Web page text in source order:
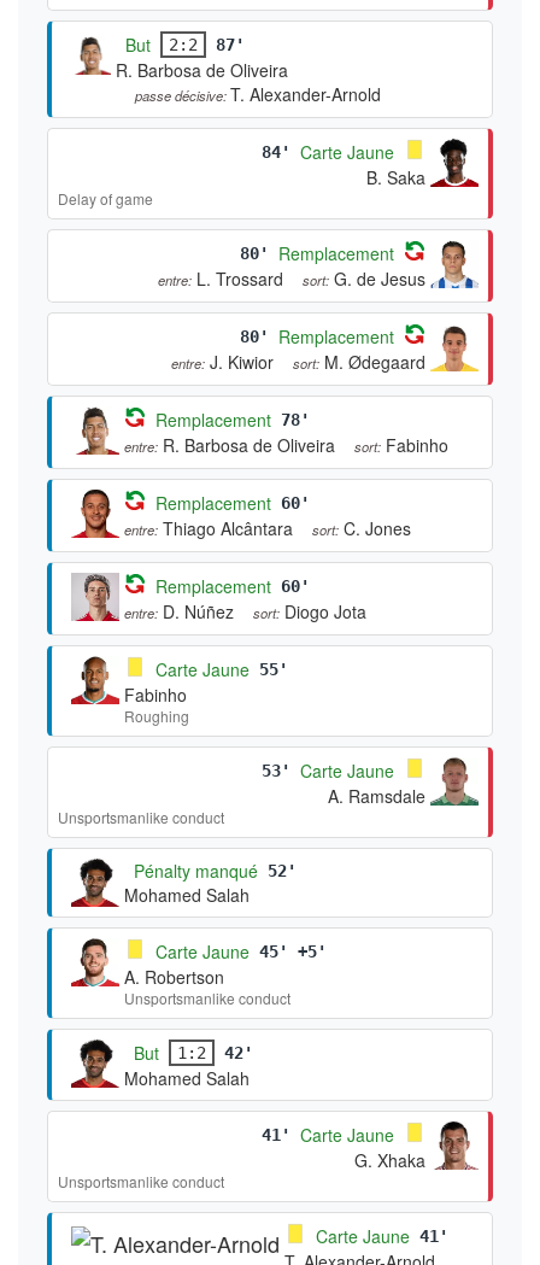
But 2:2 87'
R. Barbosa de Oliveira
passe décisive:T. Alexander-Arnold
84'
Carte Jaune
B. Saka
Delay of game
80' Remplacement
entre: L. Trossard sort: G. de Jesus
80' Remplacement
entre: J. Kiwior sort: M. Ødegaard
Remplacement 78'
entre: R. Barbosa de Oliveira sort: Fabinho
Remplacement 60'
entre: Thiago Alcântara sort: C. Jones
Remplacement 60'
entre: D. Núñez sort: Diogo Jota
Carte Jaune 55'
Fabinho
Roughing
53'
Carte Jaune
A. Ramsdale
Unsportsmanlike conduct
Pénalty manqué 52'
Mohamed Salah
Carte Jaune 45' +5'
A. Robertson
Unsportsmanlike conduct
But 1:2 42'
Mohamed Salah
41'
Carte Jaune
G. Xhaka
Unsportsmanlike conduct
Carte Jaune 41'